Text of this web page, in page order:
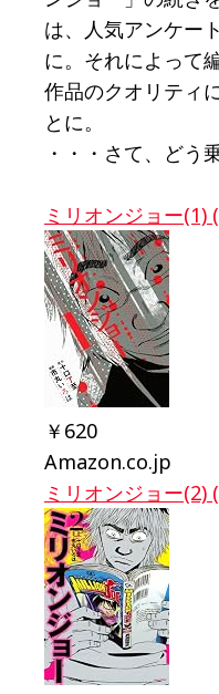
は、人気アンケー
に。それによって
作品のクオリティ
とに。
・・・さて、どう
ミリオンジョー(1)
￥620
Amazon.co.jp
ミリオンジョー(2)